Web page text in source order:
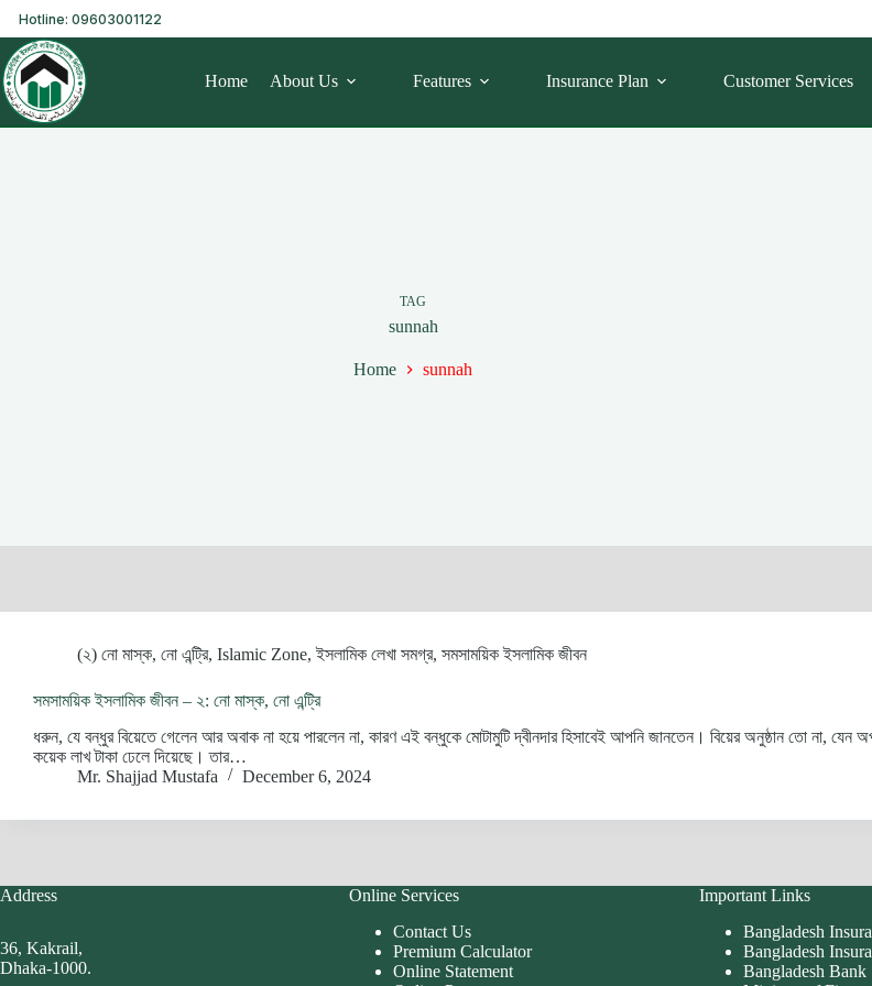
Hotline: 09603001122
Home About Us Features Insurance Plan Customer Services
TAG
sunnah
Home sunnah
(২) নো মাস্ক, নো এন্ট্রি, Islamic Zone,ইসলামিক লেখা সমগ্র, সমসাময়িক ইসলামিক জীবন
সমসাময়িক ইসলামিক জীবন – ২: নো মাস্ক, নো এন্ট্রি
ধরুন, যে বন্ধুর বিয়েতে গেলেন আর অবাক না হয়ে পারলেন না, কারণ এই বন্ধুকে মোটামুটি দ্বীনদার হিসাবেই আপনি জানতেন। বিয়ের অনুষ্ঠান তো না, যেন
কয়েক লাখ টাকা ঢেলে দিয়েছে। তার…
Mr. Shajjad Mustafa
December 6, 2024
Address
36, Kakrail,
Dhaka-1000.
Online Services
Contact Us
Premium Calculator
Online Statement
Important Links
Bangladesh
Bangladesh
Bangladesh Bank